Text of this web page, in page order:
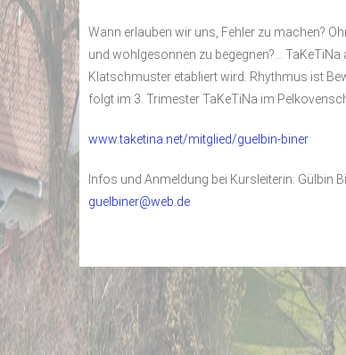
Wann erlauben wir uns, Fehler zu machen?
und wohlgesonnen zu begegnen?…
Klatschmuster etabliert wird. Rhythmus ist
folgt im 3. Trimester TaKeTiNa im
www.taketina.net/mitglied/guelbin-biner
Infos und Anmeldung bei Kursleiterin: Gülbin
guelbiner@web.de